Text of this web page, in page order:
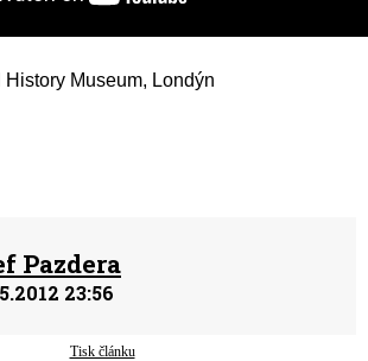
History Museum, Londýn
Pazdera
23:56
Tisk článku